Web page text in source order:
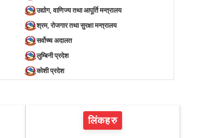
उद्योग, वाणिज्य तथा आपूर्ति मन्त्रालय
श्रम, रोजगार तथा सुरक्षा मन्त्रालय
सर्वोच्च अदालत
लुम्बिनी प्रदेश
कोशी प्रदेश
लिंकहरु